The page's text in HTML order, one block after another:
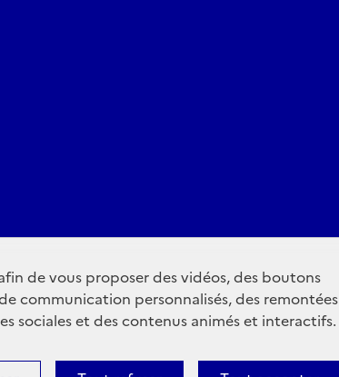
de vous proposer des vidéos, des boutons
communication personnalisés, des remontées
sociales et des contenus animés et interactifs.